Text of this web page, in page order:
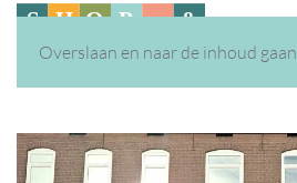
Overslaan en naar de inhoud gaan